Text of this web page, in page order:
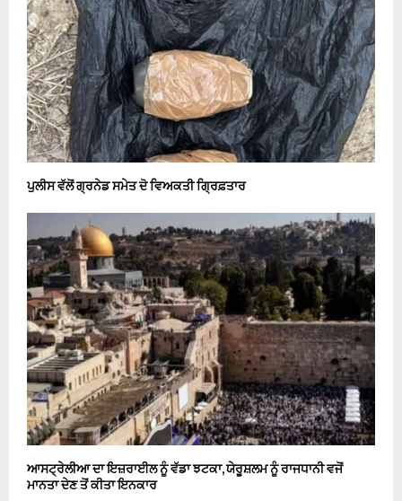
ਪੁਲੀਸ ਵੱਲੋਂ ਗ੍ਰਨੇਡ ਸਮੇਤ ਦੋ ਵਿਅਕਤੀ ਗ੍ਰਿਫ਼ਤਾਰ
ਆਸਟ੍ਰੇਲੀਆ ਦਾ ਇਜ਼ਰਾਈਲ ਨੂੰ ਵੱਡਾ ਝਟਕਾ, ਯੇਰੂਸ਼ਲਮ ਨੂੰ ਰਾਜਧਾਨੀ ਵਜੋਂ
ਮਾਨਤਾ ਦੇਣ ਤੋਂ ਕੀਤਾ ਇਨਕਾਰ